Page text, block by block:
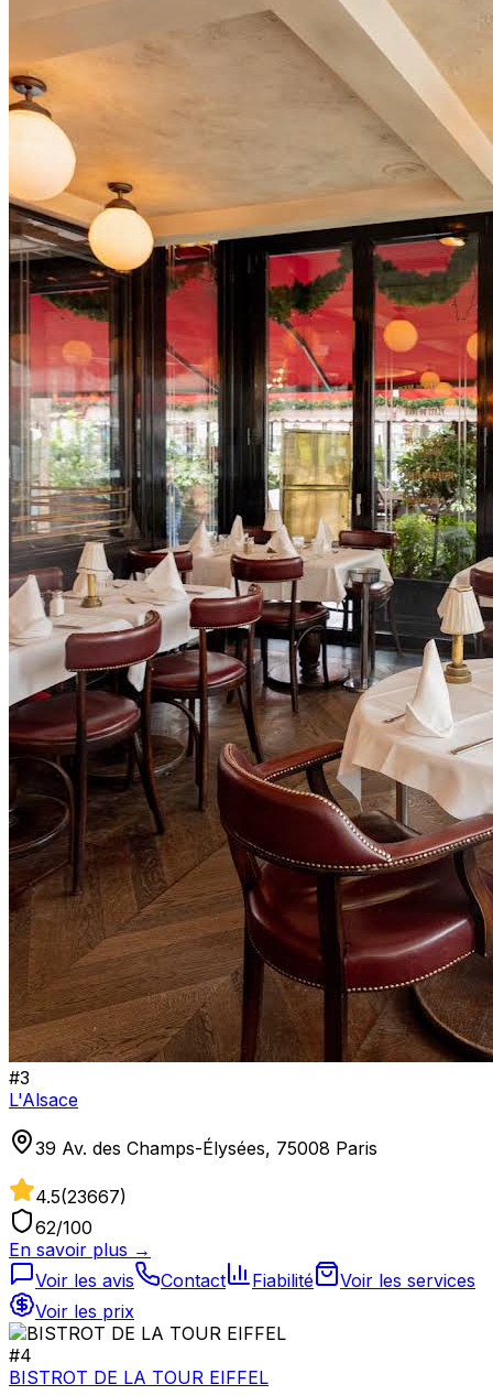
#3
L'Alsace
39 Av. des Champs-Élysées, 75008 Paris
4.5(23667)
62/100
En savoir plus →
Voir les avis
Contact Fiabilité
Voir les services
Voir les prix
#4
BISTROT DE LA TOUR EIFFEL